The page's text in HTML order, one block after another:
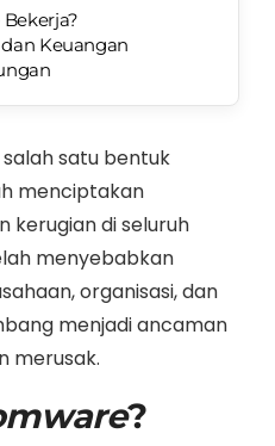
Keuangan
satu bentuk
menciptakan
kerugian di seluruh
menyebabkan
organisasi, dan
menjadi ancaman
merusak.
?